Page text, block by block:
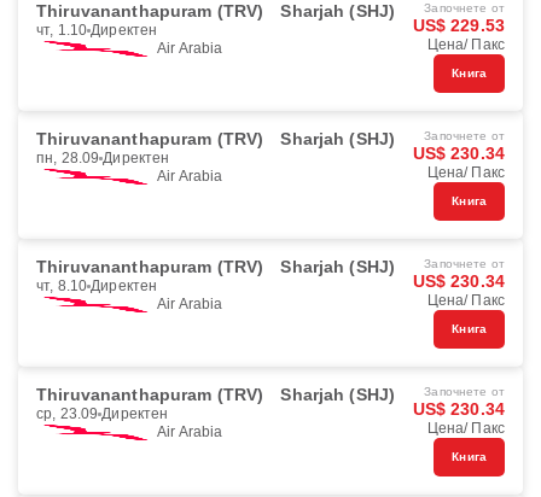
Thiruvananthapuram (TRV) Sharjah (SHJ)
чт, 1.10 Директен
Air Arabia
Започнете от
US$ 229.53
Цена/ Пакс
Книга
Thiruvananthapuram (TRV) Sharjah (SHJ)
пн, 28.09 Директен
Air Arabia
Започнете от
US$ 230.34
Цена/ Пакс
Книга
Thiruvananthapuram (TRV) Sharjah (SHJ)
чт, 8.10 Директен
Air Arabia
Започнете от
US$ 230.34
Цена/ Пакс
Книга
Thiruvananthapuram (TRV) Sharjah (SHJ)
ср, 23.09 Директен
Air Arabia
Започнете от
US$ 230.34
Цена/ Пакс
Книга